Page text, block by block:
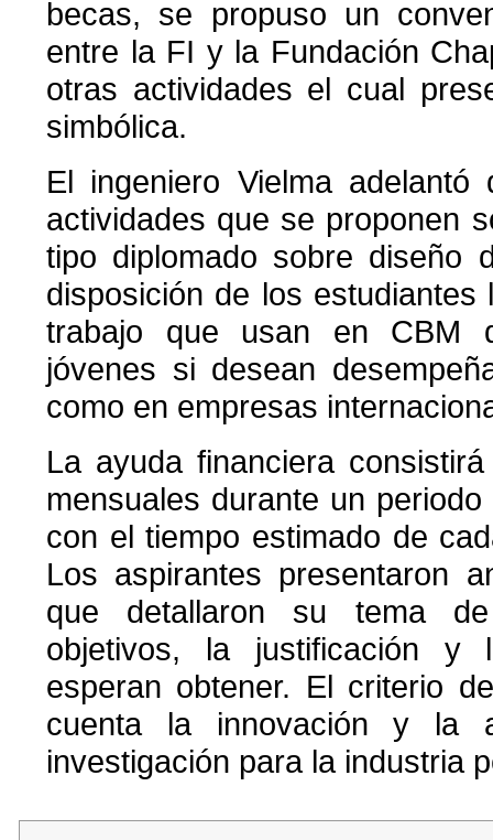
becas, se propuso un
entre la FI y la Fundación
otras actividades el cual
simbólica.
El ingeniero Vielma
actividades que se proponen
tipo diplomado sobre diseño
disposición de los estudiantes
trabajo que usan en CBM
jóvenes si desean
como en empresas
La ayuda financiera
mensuales durante un
con el tiempo estimado de
Los aspirantes presentaron
que detallaron su tema
objetivos, la justificación y
esperan obtener. El criterio
cuenta la innovación y la
investigación para la industria